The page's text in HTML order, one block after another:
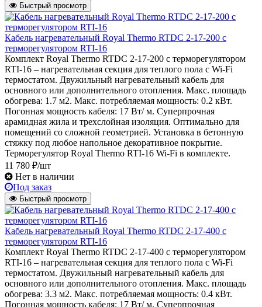
Быстрый просмотр
Кабель нагревательный Royal Thermo RTDC 2-17-200 с
терморегулятором RTI-16
Комплект Royal Thermo RTDC 2-17-200 с терморегулятором
RTI-16 – нагревательная секция для теплого пола с Wi-Fi
термостатом. Двужильный нагревательный кабель для
основного или дополнительного отопления. Макс. площадь
обогрева: 1.7 м2. Макс. потребляемая мощность: 0.2 кВт.
Погонная мощность кабеля: 17 Вт/ м. Суперпрочная
арамидная жила и трехслойная изоляция. Оптимально для
помещений со сложной геометрией. Установка в бетонную
стяжку под любое напольное декоративное покрытие.
Терморегулятор Royal Thermo RTI-16 Wi-Fi в комплекте.
11 780 ₽/шт
Нет в наличии
Под заказ
Быстрый просмотр
Кабель нагревательный Royal Thermo RTDC 2-17-400 с
терморегулятором RTI-16
Комплект Royal Thermo RTDC 2-17-400 с терморегулятором
RTI-16 – нагревательная секция для теплого пола с Wi-Fi
термостатом. Двужильный нагревательный кабель для
основного или дополнительного отопления. Макс. площадь
обогрева: 3.3 м2. Макс. потребляемая мощность: 0.4 кВт.
Погонная мощность кабеля: 17 Вт/ м. Суперпрочная